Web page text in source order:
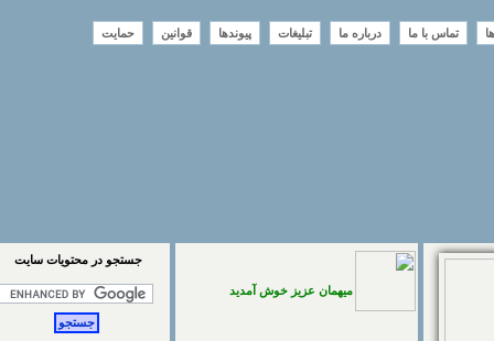
تماس با ما درباره ما تبلیغات پیوندها قوانین حمایت
میهمان عزیز خوش آمدید
جستجو در محتويات سايت